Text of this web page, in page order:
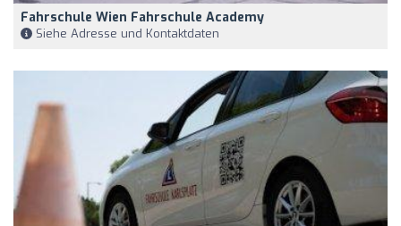
Fahrschule Wien Fahrschule Academy
Siehe Adresse und Kontaktdaten